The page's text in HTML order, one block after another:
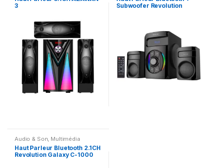
3
Subwoofer Revolution
Audio & Son, Multimédia
Speaker
Haut Parleur Bluetooth 2.1CH
Revolution Galaxy C-1000